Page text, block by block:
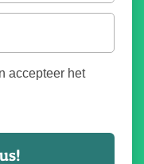
accepteer het